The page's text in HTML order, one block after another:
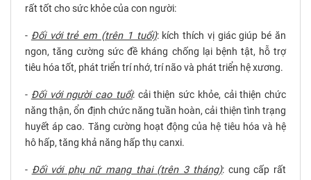
rất tốt cho sức khỏe của con người:
- Đối với trẻ em (trên 1 tuổi): kích thích vị giác giúp bé ăn
ngon, tăng cường sức đề kháng chống lại bệnh tật, hỗ trợ
tiêu hóa tốt, phát triển trí nhớ, trí não và phát triển hệ xương.
- Đối với người cao tuổi: cải thiện sức khỏe, cải thiện chức
năng thận, ổn định chức năng tuần hoàn, cải thiện tình trạng
huyết áp cao. Tăng cường hoạt động của hệ tiêu hóa và hệ
hô hấp, tăng khả năng hấp thụ canxi.
- Đối với phụ nữ mang thai (trên 3 tháng): cung cấp rất